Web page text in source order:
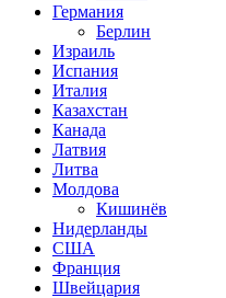
Германия
Берлин
Израиль
Испания
Италия
Казахстан
Канада
Латвия
Литва
Молдова
Кишинёв
Нидерланды
США
Франция
Швейцария